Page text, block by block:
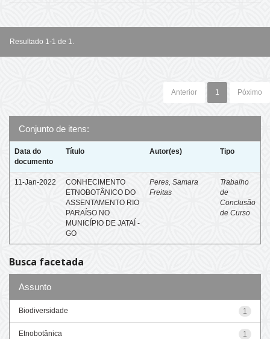
Resultado 1-1 de 1.
Anterior 1 Póximo
Conjunto de itens:
Data do
documento
Título Autor(es) Tipo
11-Jan-2022
CONHECIMENTO
ETNOBOTÂNICO DO
ASSENTAMENTO RIO
PARAÍSO NO
MUNICÍPIO DE JATAÍ -
GO
Peres, Samara
Freitas
Trabalho
de
Conclusão
de Curso
Busca facetada
Assunto
1
Biodiversidade
1
Etnobotânica